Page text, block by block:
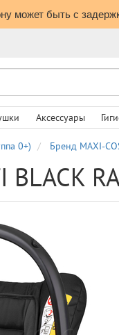
может быть с
Аксессуары
0+) Бренд MAXI-